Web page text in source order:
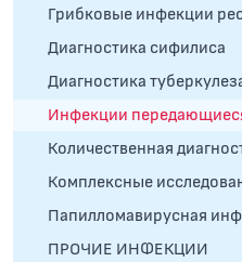
Грибковые инфекции
Диагностика сифилиса
Диагностика
Инфекции
Количественная
Комплексные
Папилломавирусная
ПРОЧИЕ ИНФЕКЦИИ